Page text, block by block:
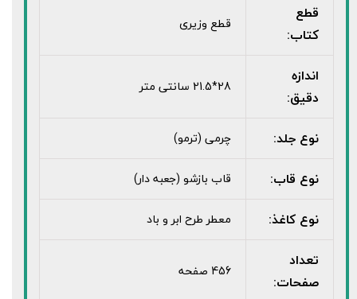
قطع
کتاب:
قطع وزیری
اندازه
دقیق:
28*21.5 سانتی متر
نوع جلد: چرمی (ترمو)
نوع قاب: قاب بازشو (جعبه دار)
نوع کاغذ: معطر طرح ابر و باد
تعداد
صفحات:
456 صفحه